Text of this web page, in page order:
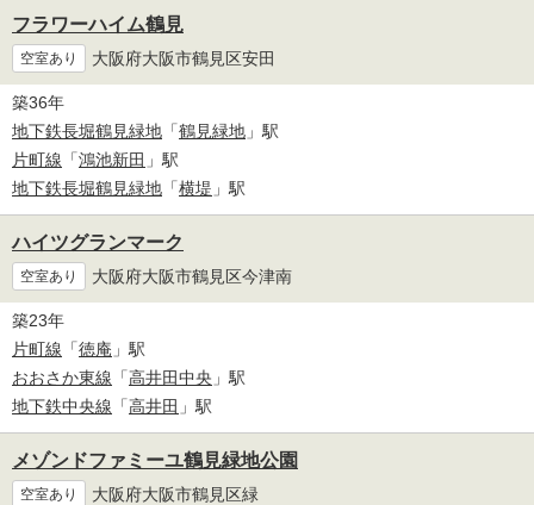
フラワーハイム鶴見
空室あり 大阪府大阪市鶴見区安田
築36年
地下鉄長堀鶴見緑地 「鶴見緑地 」駅
片町線 「鴻池新田 」駅
地下鉄長堀鶴見緑地 「横堤 」駅
ハイツグランマーク
空室あり 大阪府大阪市鶴見区今津南
築23年
片町線 「徳庵 」駅
おおさか東線 「高井田中央 」駅
地下鉄中央線 「高井田 」駅
メゾンドファミーユ鶴見緑地公園
空室あり 大阪府大阪市鶴見区緑